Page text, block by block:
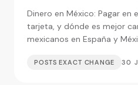
Dinero en México: Pagar
tarjeta, y dónde es mejor
mexicanos en España y
POSTS EXACT CHANGE 30